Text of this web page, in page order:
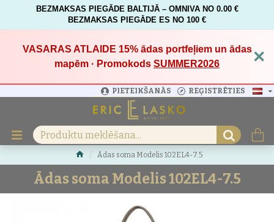
BEZMAKSAS PIEGĀDE BALTIJĀ – OMNIVA NO 0.00 €
BEZMAKSAS PIEGĀDE ES NO 100 €
VASARAS ATLAIDE 15%ādas portfeļiem un ādas
mapēm · Promokods SUMMER2026 ×
PIETEIKŠANĀS REĢISTRĒTIES
Ādas soma Modelis 102EL4-7.5
Ādas soma Modelis 102EL4-7.5